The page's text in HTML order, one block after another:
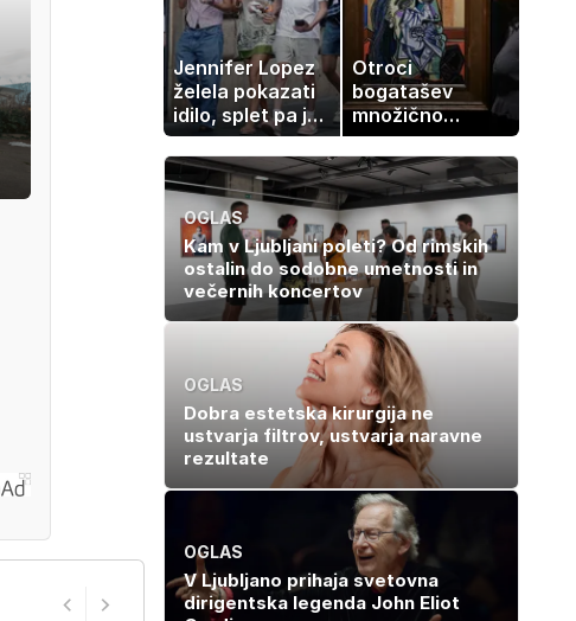
Jennifer Lopez
želela pokazati
idilo, splet pa je
razburila ena
stvar
Otroci
bogatašev
množično
prodajajo
družinske
zbirke: raje
imajo denar kot
umetnine
OGLAS
Kam v Ljubljani poleti? Od rimskih
ostalin do sodobne umetnosti in
večernih koncertov
OGLAS
Dobra estetska kirurgija ne
ustvarja filtrov, ustvarja naravne
rezultate
OGLAS
V Ljubljano prihaja svetovna
dirigentska legenda John Eliot